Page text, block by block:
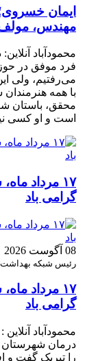
ایمان
مهندس،
محمودآباد
فرد موفق در
می‌رفتیم، ولی
با همه
محقق، باستان
است و او کسی
۱۷ مرداد
گرامی باد
08 آگوست 2026
رئیس شبکه بهداشت
۱۷ مرداد
گرامی باد
محمودآباد
درمان شهرستان
را تبریک گفت و